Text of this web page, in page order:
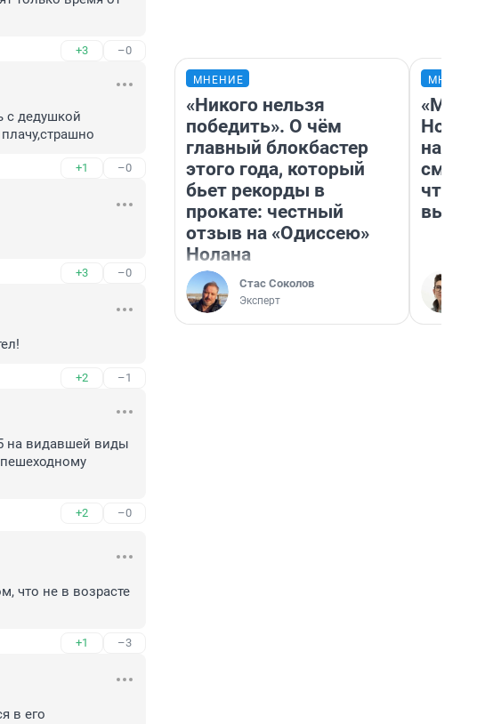
+3 –0
с дедушкой
+1 –0
+3 –0
+2 –1
на видавшей виды
+2 –0
что не в возрасте
+1 –3
в его
МНЕНИЕ
«Никого нельзя
победить». О чём
главный блокбастер
этого года, который
бьет рекорды в
прокате: честный
отзыв на «Одиссею»
Нолана
Стас Соколов
Эксперт
«Мы